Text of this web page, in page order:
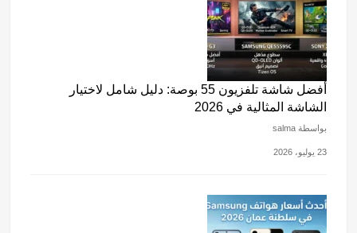
أفضل شاشة تلفزيون 55 بوصة: دليل شامل لاختيار
الشاشة المثالية في 2026
بواسطة salma
23 يوليو، 2026